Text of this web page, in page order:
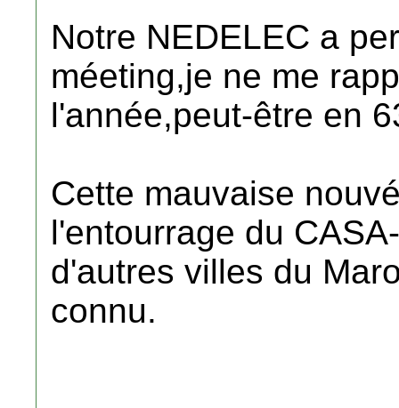
Notre NEDELEC a
méeting,je ne me
l'année,peut-être en
Cette mauvaise
l'entourrage du
d'autres villes du
connu.